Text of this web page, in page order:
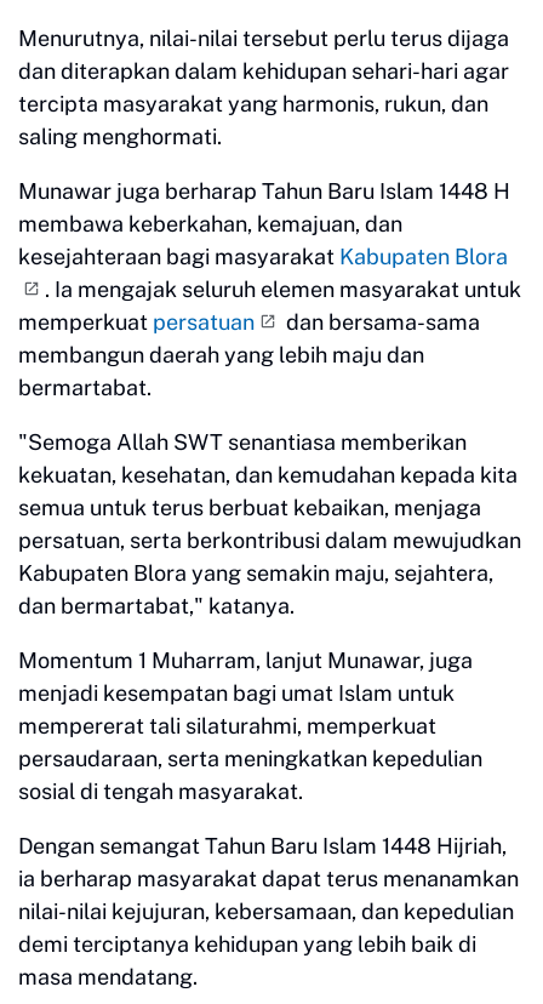
Menurutnya, nilai-nilai tersebut perlu terus dijaga
dan diterapkan dalam kehidupan sehari-hari agar
tercipta masyarakat yang harmonis, rukun, dan
saling menghormati.
Munawar juga berharap Tahun Baru Islam 1448 H
membawa keberkahan, kemajuan, dan
kesejahteraan bagi masyarakat Kabupaten Blora
. Ia mengajak seluruh elemen masyarakat untuk
memperkuat persatuan
dan bersama-sama
membangun daerah yang lebih maju dan
bermartabat.
"Semoga Allah SWT senantiasa memberikan
kekuatan, kesehatan, dan kemudahan kepada kita
semua untuk terus berbuat kebaikan, menjaga
persatuan, serta berkontribusi dalam mewujudkan
Kabupaten Blora yang semakin maju, sejahtera,
dan bermartabat," katanya.
Momentum 1 Muharram, lanjut Munawar, juga
menjadi kesempatan bagi umat Islam untuk
mempererat tali silaturahmi, memperkuat
persaudaraan, serta meningkatkan kepedulian
sosial di tengah masyarakat.
Dengan semangat Tahun Baru Islam 1448 Hijriah,
ia berharap masyarakat dapat terus menanamkan
nilai-nilai kejujuran, kebersamaan, dan kepedulian
demi terciptanya kehidupan yang lebih baik di
masa mendatang.